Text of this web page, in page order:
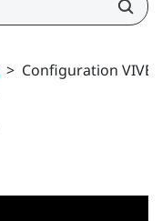
> Configuration VIVE